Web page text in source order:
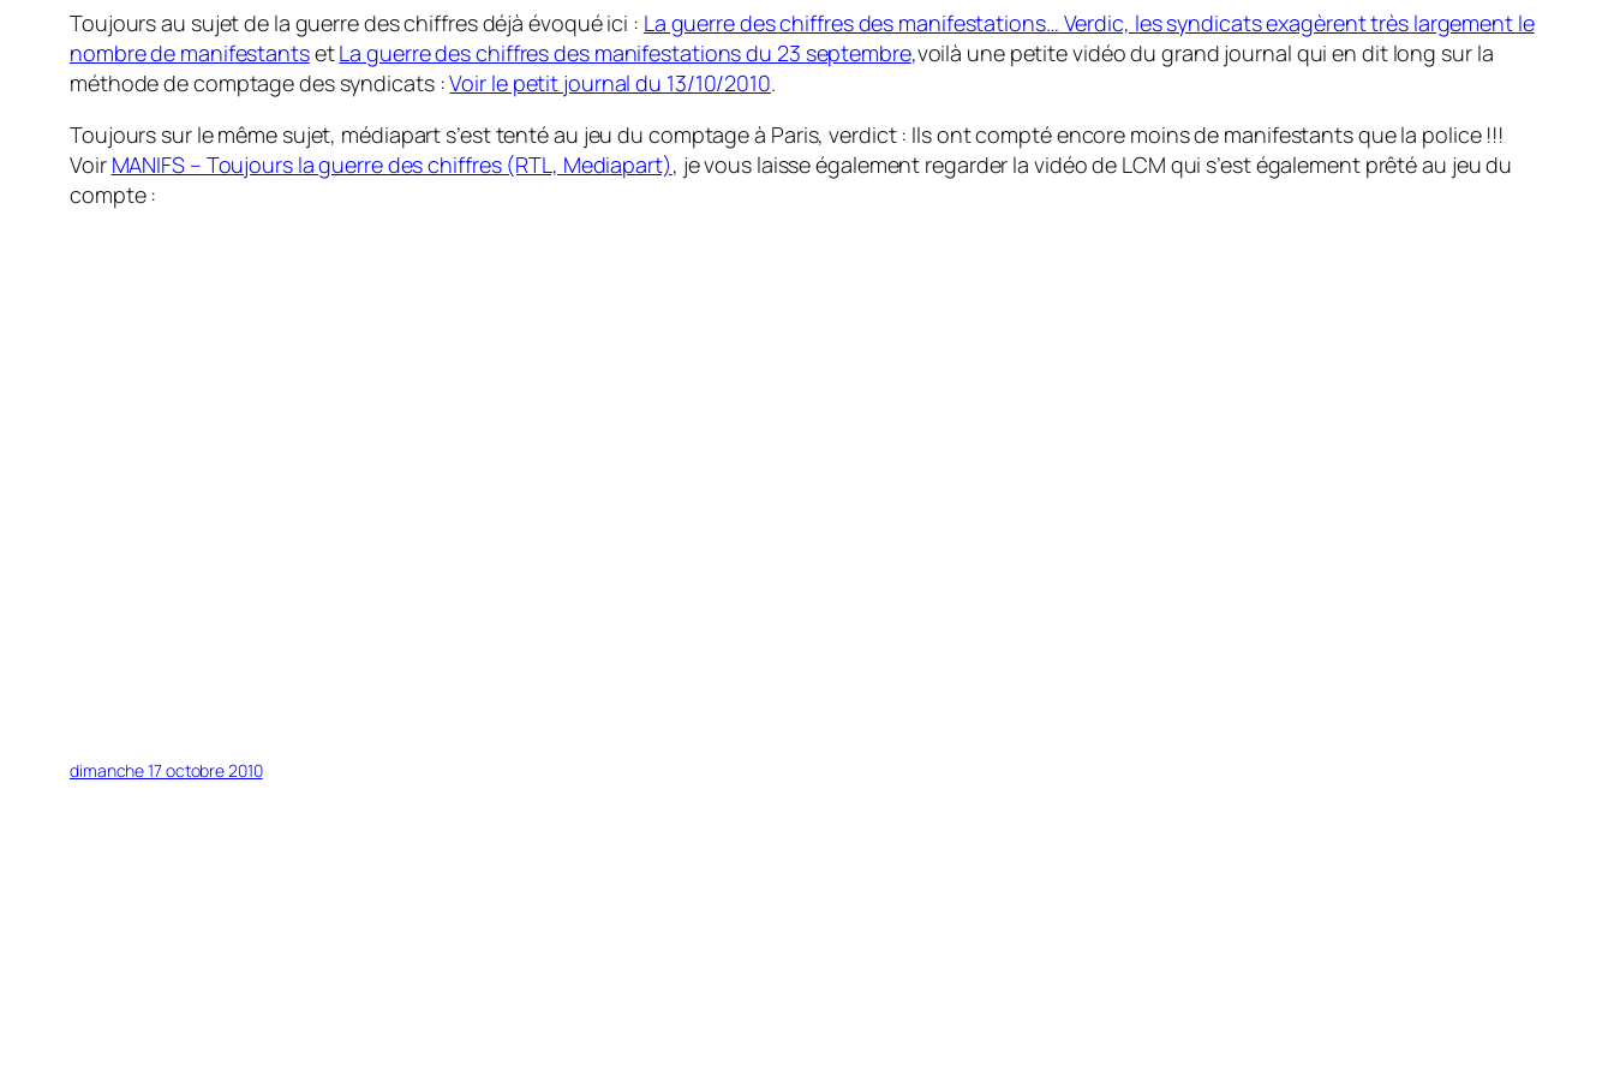
Toujours au sujet de la guerre des chiffres déjà évoqué ici : La guerre des chiffres des manifestations… Verdic, les syndicats exagèrent très largement le
nombre de manifestantsetLa guerre des chiffres des manifestations du 23 septembre,voilà une petite vidéo du grand journal qui en dit long sur la
méthode de comptage des syndicats :Voir le petit journal du 13/10/2010.
Toujours sur le même sujet, médiapart s’est tenté au jeu du comptage à Paris, verdict : Ils ont compté encore moins de manifestants que la police !!!
Voir MANIFS – Toujours la guerre des chiffres (RTL, Mediapart), je vous laisse également regarder la vidéo de LCM qui s’est également prêté au jeu du
compte :
dimanche 17 octobre 2010